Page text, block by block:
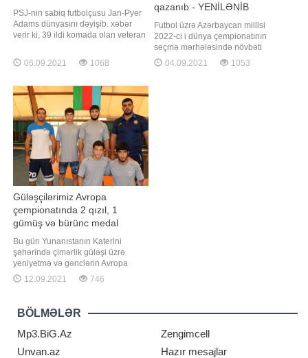
PSJ-nin sabiq futbolçusu Jan-Pyer
Adams dünyasını dəyişib. xəbər
verir ki, 39 ildi komada olan veteran
Adams 1972 - 1976-cı illərdə Paris
təmsilçisinin formasını geyinib.
dizindən zədə alan futbolçu
əməliyyat zamanı həkimlərin səhvi
üzündə
06.09.2021 1068
qazanıb - YENİLƏNİB
Futbol üzrə Azərbaycan millisi
2022-ci i dünya çempionatının
seçmə mərhələsində növbəti
oyununu keçirib. "Report"un
məlumatına görə, Canni De
04.09.2021 1053
Güləşçilərimiz Avropa
çempionatında 2 qızıl, 1
gümüş və bürünc medal
qazanıb
Bu gün Yunanıstanın Katerini
şəhərində çimərlik güləşi üzrə
yeniyetmə və gənclərin Avropa
çempionatı keçirilib. Azərbaycan
Güləş Federasiyasından "Report"a
birinciliyində baş məşqçi Oyan
Nəzəriani və məşqçi Ağahüseyn
Mustafayevin rəhbərliyi altında 4
güləşçimiz mübariz
12.09.2021 746
BÖLMƏLƏR
Mp3.BiG.Az
Zengimcell
Unvan.az
Hazır mesajlar